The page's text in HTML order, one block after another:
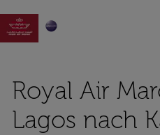

Royal Air
Lagos nach